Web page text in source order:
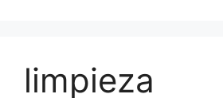
limpieza